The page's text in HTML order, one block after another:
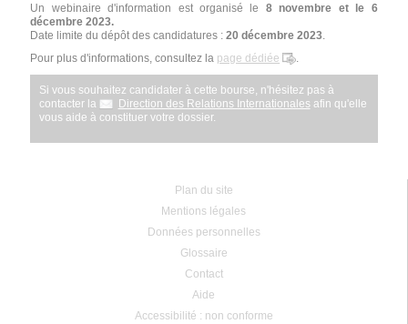
Un webinaire d'information est organisé le 8 novembre et le 6
décembre 2023.
Date limite du dépôt des candidatures :20 décembre 2023
Pour plus d'informations, consultez la page dédiée
Si vous souhaitez candidater à cette bourse, n'hésitez pas à
contacter la
Direction des Relations Internationales afin qu'elle
vous aide à constituer votre dossier.
Plan du site
Mentions légales
Données personnelles
Glossaire
Contact
Aide
Accessibilité : non conforme